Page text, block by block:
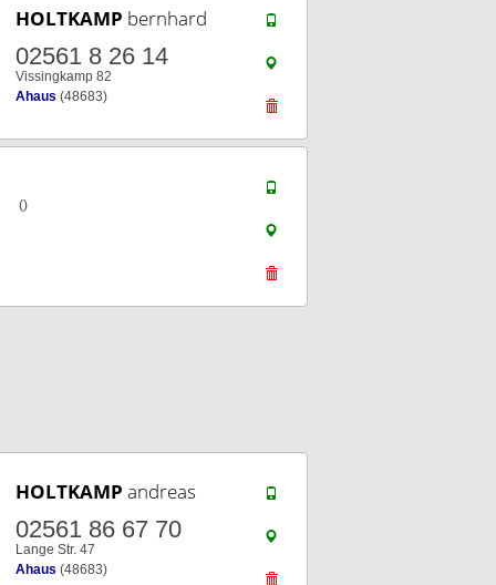
HOLTKAMP bernhard
02561 8 26 14
Vissingkamp 82
Ahaus (48683)
()
HOLTKAMP andreas
02561 86 67 70
Lange Str. 47
Ahaus (48683)